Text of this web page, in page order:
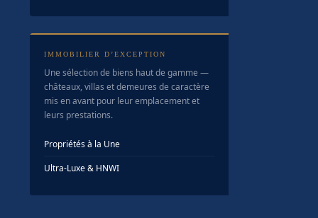
IMMOBILIER D’EXCEPTION
Une sélection de biens haut de gamme —
châteaux, villas et demeures de caractère
mis en avant pour leur emplacement et
leurs prestations.
Propriétés à la Une
Ultra-Luxe & HNWI